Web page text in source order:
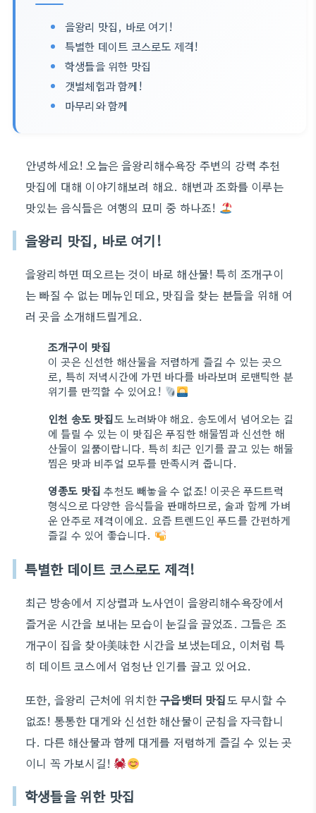
을왕리 맛집, 바로 여기!
특별한 데이트 코스로도 제격!
학생들을 위한 맛집
갯벌체험과 함께!
마무리와 함께
안녕하세요! 오늘은 을왕리해수욕장 주변의 강력 추천
맛집에 대해 이야기해보려 해요. 해변과 조화를 이루는
맛있는 음식들은 여행의 묘미 중 하나죠!
을왕리 맛집, 바로 여기!
을왕리하면 떠오르는 것이 바로 해산물! 특히 조개구이
는 빠질 수 없는 메뉴인데요, 맛집을 찾는 분들을 위해 여
러 곳을 소개해드릴게요.
조개구이 맛집
이 곳은 신선한 해산물을 저렴하게 즐길 수 있는 곳으
로, 특히 저녁시간에 가면 바다를 바라보며 로맨틱한 분
위기를 만끽할 수 있어요!
인천 송도 맛집도 노려봐야 해요. 송도에서 넘어오는 길
에 들릴 수 있는 이 맛집은 푸짐한 해물찜과 신선한 해
산물이 일품이랍니다. 특히 최근 인기를 끌고 있는 해물
찜은 맛과 비주얼 모두를 만족시켜 줍니다.
영종도 맛집 추천도 빼놓을 수 없죠! 이곳은 푸드트럭
형식으로 다양한 음식들을 판매하므로, 술과 함께 가벼
운 안주로 제격이에요. 요즘 트렌드인 푸드를 간편하게
즐길 수 있어 좋습니다.
특별한 데이트 코스로도 제격!
최근 방송에서 지상렬과 노사연이 을왕리해수욕장에서
즐거운 시간을 보내는 모습이 눈길을 끌었죠. 그들은 조
개구이 집을 찾아美味한 시간을 보냈는데요, 이처럼 특
히 데이트 코스에서 엄청난 인기를 끌고 있어요.
또한, 을왕리 근처에 위치한구읍뱃터 맛집도 무시할 수
없죠! 통통한 대게와 신선한 해산물이 군침을 자극합니
다. 다른 해산물과 함께 대게를 저렴하게 즐길 수 있는 곳
이니 꼭 가보시길!
학생들을 위한 맛집